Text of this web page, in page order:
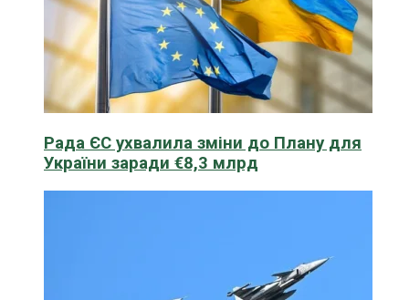
Рада ЄС ухвалила зміни до Плану для
України заради €8,3 млрд